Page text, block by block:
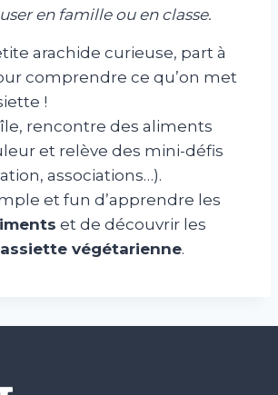
en famille ou en classe.
arachide curieuse, part à
comprendre ce qu’on met
!
île, rencontre des aliments
et relève des mini-défis
associations…).
et fun d’apprendre les
et de découvrir les
assiette végétarienne.